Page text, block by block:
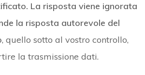
La risposta viene ignorata
la risposta autorevole del
, quello sotto al vostro controllo,
la trasmissione dati.